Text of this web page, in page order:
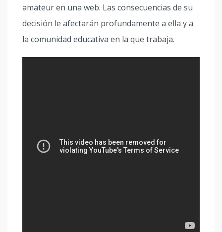
amateur en una web. Las consecuencias de su
decisión le afectarán profundamente a ella y a
la comunidad educativa en la que trabaja.